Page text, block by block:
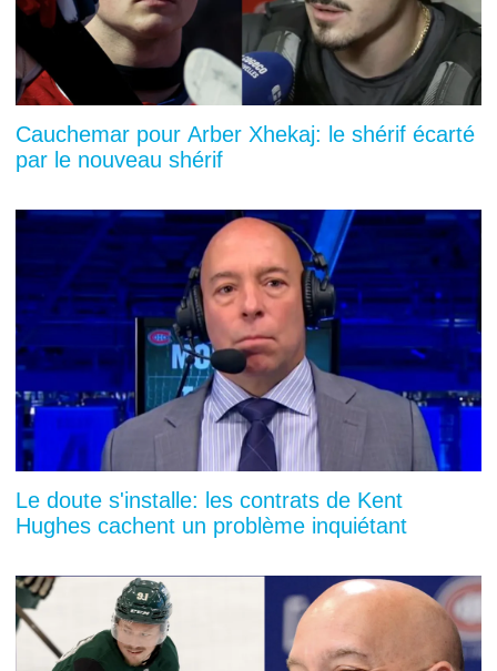
Cauchemar pour Arber Xhekaj: le shérif écarté
par le nouveau shérif
Le doute s'installe: les contrats de Kent
Hughes cachent un problème inquiétant